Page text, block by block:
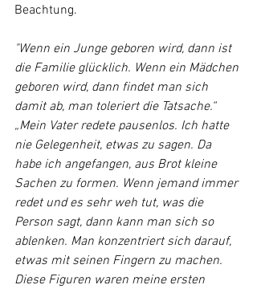
Beachtung.
"Wenn ein Junge geboren wird, dann ist
die Familie glücklich. Wenn ein Mädchen
geboren wird, dann findet man sich
damit ab, man toleriert die Tatsache.“
„Mein Vater redete pausenlos. Ich hatte
nie Gelegenheit, etwas zu sagen. Da
habe ich angefangen, aus Brot kleine
Sachen zu formen. Wenn jemand immer
redet und es sehr weh tut, was die
Person sagt, dann kann man sich so
ablenken. Man konzentriert sich darauf,
etwas mit seinen Fingern zu machen.
Diese Figuren waren meine ersten